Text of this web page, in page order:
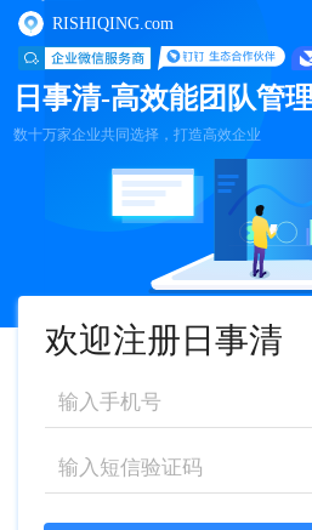
RISHIQING.com
日事清-高效能团队管
数十万家企业共同选择，打造高效企业
欢迎注册日事清